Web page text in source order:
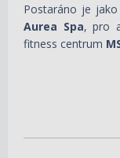
Postaráno je
Aurea Spa, pro
fitness centrum